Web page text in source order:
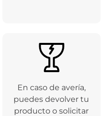
En caso de avería,
puedes devolver tu
producto o solicitar